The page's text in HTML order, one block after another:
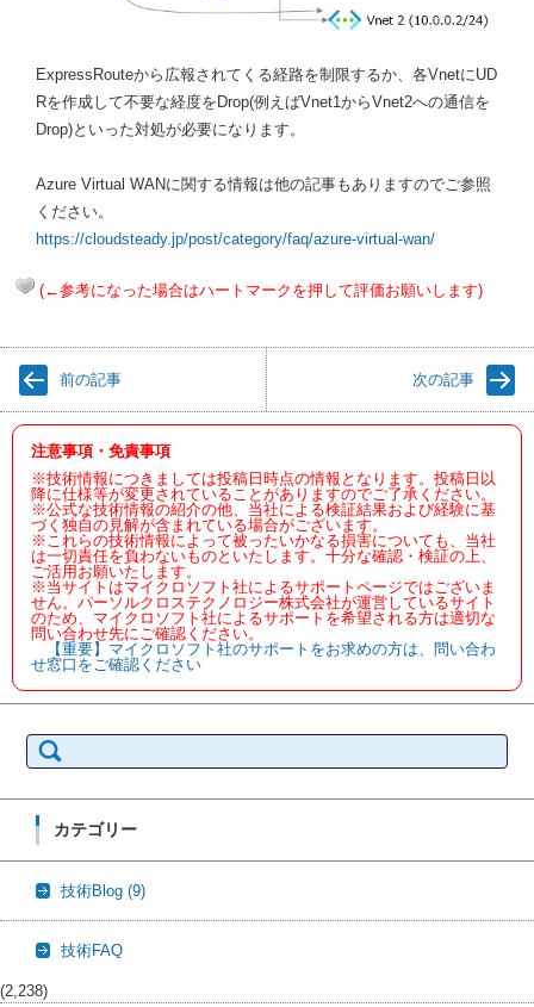
ExpressRouteから広報されてくる経路を制限するか、各VnetにUD
Rを作成して不要な経度をDrop(例えばVnet1からVnet2への通信を
Drop)といった対処が必要になります。
Azure Virtual WANに関する情報は他の記事もありますのでご参照
ください。
https://cloudsteady.jp/post/category/faq/azure-virtual-wan/
(←参考になった場合はハートマークを押して評価お願いします)
前の記事 次の記事
注意事項・免責事項
※技術情報につきましては投稿日時点の情報となります。投稿日以
降に仕様等が変更されていることがありますのでご了承ください。
※公式な技術情報の紹介の他、当社による検証結果および経験に基
づく独自の見解が含まれている場合がございます。
※これらの技術情報によって被ったいかなる損害についても、当社
は一切責任を負わないものといたします。十分な確認・検証の上、
ご活用お願いたします。
※当サイトはマイクロソフト社によるサポートページではございま
せん。パーソルクロステクノロジー株式会社が運営しているサイト
のため、マイクロソフト社によるサポートを希望される方は適切な
問い合わせ先にご確認ください。
【重要】マイクロソフト社のサポートをお求めの方は、問い合わ
せ窓口をご確認ください
索:
カテゴリー
技術Blog (9)
技術FAQ
(2,238)